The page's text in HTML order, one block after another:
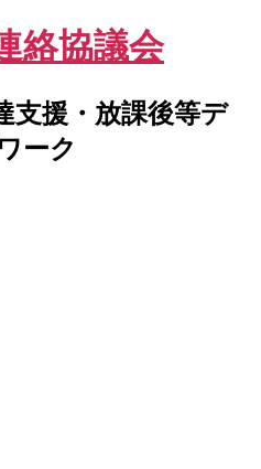
絡協議会
支援・放課後等デ
ーク